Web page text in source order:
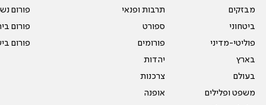
מבזקים
ביטחוני
פוליטי-מדיני
בארץ
בעולם
משפט ופלילים
תרבות ופנאי
ספורט
פורומים
יהדות
צרכנות
אופנה
פורום
פורום
פורום